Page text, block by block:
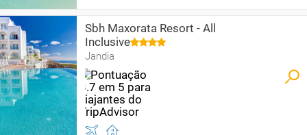
Sbh Maxorata Resort - All
Inclusive
Jandia